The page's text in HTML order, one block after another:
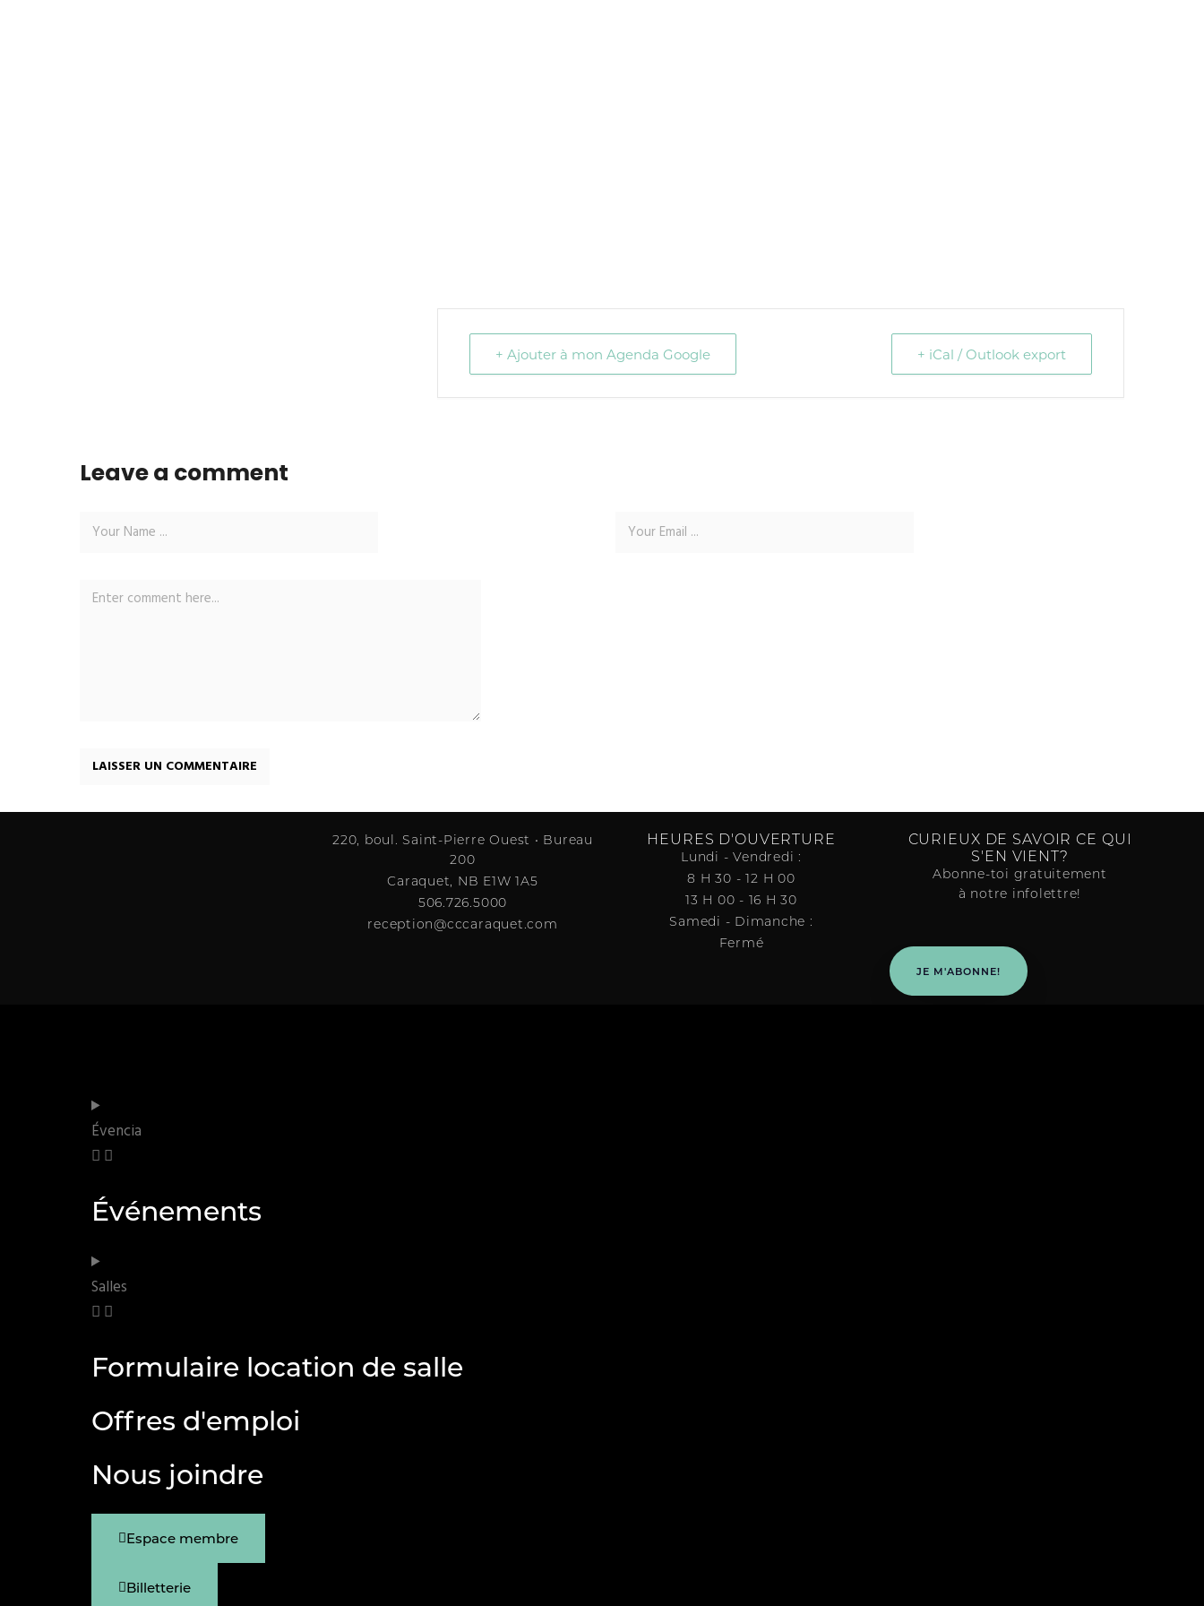
+ Ajouter à mon Agenda Google + iCal / Outlook export
Leave a comment
220, boul. Saint-Pierre Ouest • Bureau
200
Caraquet, NB E1W 1A5
506.726.5000
reception@cccaraquet.com
HEURES D'OUVERTURE
Lundi - Vendredi :
8 H 30 - 12 H 00
13 H 00 - 16 H 30
Samedi - Dimanche :
Fermé
CURIEUX DE SAVOIR CE QUI
S'EN VIENT?
Abonne-toi gratuitement
à notre infolettre!
JE M'ABONNE!
Évencia
Événements
Salles
Formulaire location de salle
Offres d'emploi
Nous joindre
Espace membre
Billetterie